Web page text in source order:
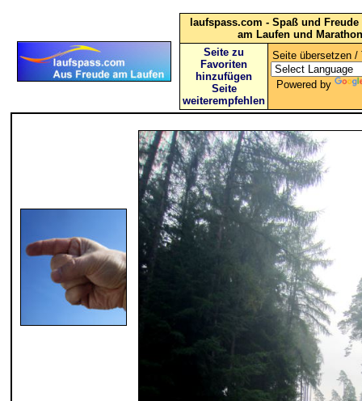
laufspass.com - Spaß und
am Laufen und Marathon
Seite zu
Favoriten
hinzufügen
Seite
weiterempfehlen
Seite übersetzen /
Powered by